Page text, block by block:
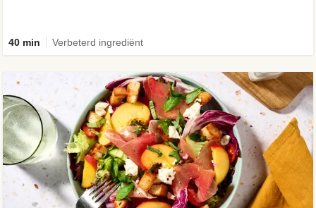
40 min Verbeterd ingrediënt